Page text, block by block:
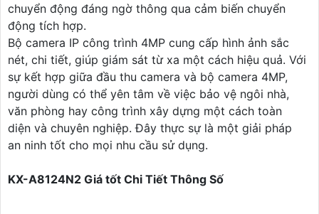
chuyển động đáng ngờ thông qua cảm biến chuyển
động tích hợp.
Bộ camera IP công trình 4MP cung cấp hình ảnh sắc
nét, chi tiết, giúp giám sát từ xa một cách hiệu quả. Với
sự kết hợp giữa đầu thu camera và bộ camera 4MP,
người dùng có thể yên tâm về việc bảo vệ ngôi nhà,
văn phòng hay công trình xây dựng một cách toàn
diện và chuyên nghiệp. Đây thực sự là một giải pháp
an ninh tốt cho mọi nhu cầu sử dụng.
KX-A8124N2 Giá tốt Chi Tiết Thông Số